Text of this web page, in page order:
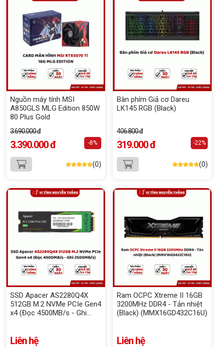
Nguồn máy tính MSI
A850GLS MLG Edition 850W
80 Plus Gold
3.690.000 đ
3.390.000 đ -8%
(0)
Bàn phím Giả cơ Dareu
LK145 RGB (Black)
406.800 đ
319.000 đ -22%
(0)
SSD Apacer AS2280Q4X
512GB M.2 NVMe PCIe Gen4
x4 (Đọc 4500MB/s - Ghi
Liên hệ
Ram OCPC Xtreme II 16GB
3200MHz DDR4 - Tản nhiệt
(Black) (MMX16GD432C16U)
Liên hệ